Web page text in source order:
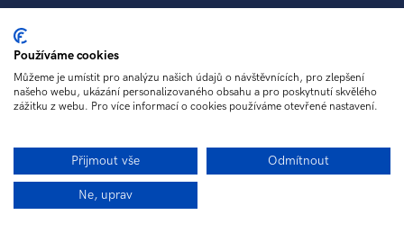
Vyrobeno ♥ Tikiti.cz
Platební brána Pays.cz
Chci Parkum
Používáme cookies
Můžeme je umístit pro analýzu našich údajů o návštěvnících, pro zlepšení
našeho webu, ukázání personalizovaného obsahu a pro poskytnutí skvělého
zážitku z webu. Pro více informací o cookies používáme otevřené nastavení.
Přijmout vše Odmítnout
Ne, uprav